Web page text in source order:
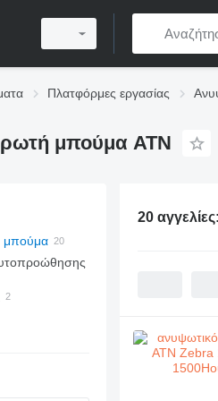
Πλατφόρμες εργασίας
μπούμα ATN
μπούμα
20 αγγελίες: